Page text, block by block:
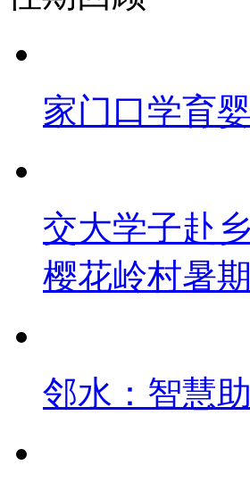
家门口学育
交大学子赴
樱花岭村暑
邻水：智慧